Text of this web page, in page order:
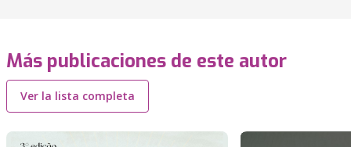
Más publicaciones de este autor
Ver la lista completa